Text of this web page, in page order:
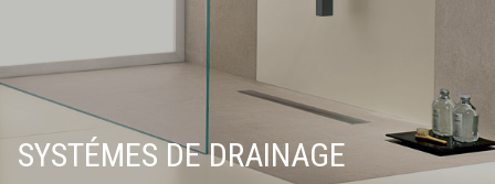
SYSTÉMES DE DRAINAGE